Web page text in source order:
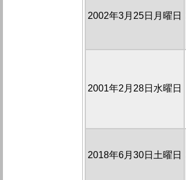
2002年3月25日月曜日
2001年2月28日水曜日
2018年6月30日土曜日